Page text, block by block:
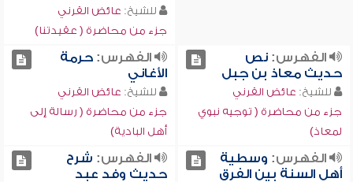
للشيخ: عائض القرني
جزء من محاضرة ( عقيدتنا)
الفهرس:نص
حديث معاذ بن جبل
للشيخ: عائض القرني
جزء من محاضرة ( توجيه نبوي
لمعاذ)
الفهرس:حرمة
الأغاني
للشيخ: عائض القرني
جزء من محاضرة ( رسالة إلى
أهل البادية)
الفهرس: وسطية
أهل السنة بين الفرق
الفهرس: شرح
حديث وفد عبد